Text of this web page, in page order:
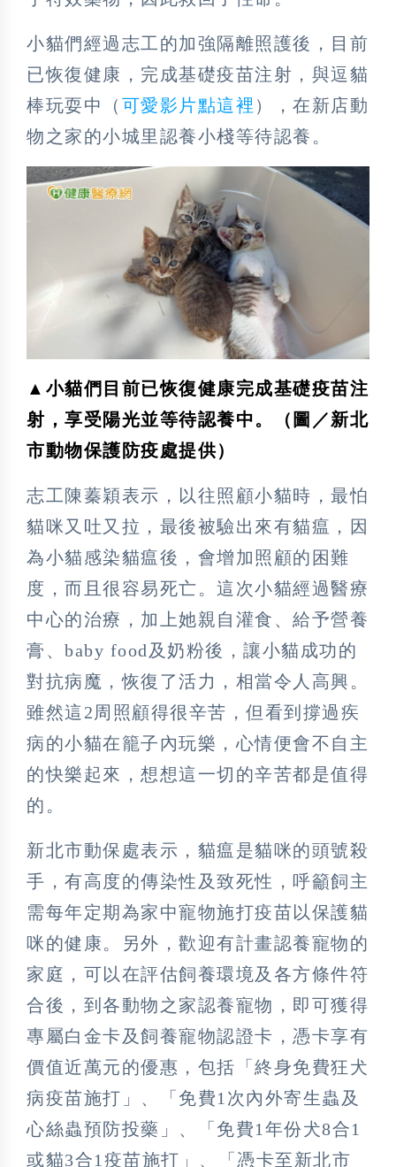
小貓們經過志工的加強隔離照護後，目前
已恢復健康，完成基礎疫苗注射，與逗貓
棒玩耍中（ 可愛影片點這裡 ），在新店動
物之家的小城里認養小棧等待認養。
▲小貓們目前已恢復健康完成基礎疫苗注
射，享受陽光並等待認養中。（圖／新北
市動物保護防疫處提供）
志工陳蓁穎表示，以往照顧小貓時，最怕
貓咪又吐又拉，最後被驗出來有貓瘟，因
為小貓感染貓瘟後，會增加照顧的困難
度，而且很容易死亡。這次小貓經過醫療
中心的治療，加上她親自灌食、給予營養
膏、baby food及奶粉後，讓小貓成功的
對抗病魔，恢復了活力，相當令人高興。
雖然這2周照顧得很辛苦，但看到撐過疾
病的小貓在籠子內玩樂，心情便會不自主
的快樂起來，想想這一切的辛苦都是值得
的。
新北市動保處表示，貓瘟是貓咪的頭號殺
手，有高度的傳染性及致死性，呼籲飼主
需每年定期為家中寵物施打疫苗以保護貓
咪的健康。另外，歡迎有計畫認養寵物的
家庭，可以在評估飼養環境及各方條件符
合後，到各動物之家認養寵物，即可獲得
專屬白金卡及飼養寵物認證卡，憑卡享有
價值近萬元的優惠，包括「終身免費狂犬
病疫苗施打」、「免費1次內外寄生蟲及
心絲蟲預防投藥」、「免費1年份犬8合1
或貓3合1疫苗施打」、「憑卡至新北市